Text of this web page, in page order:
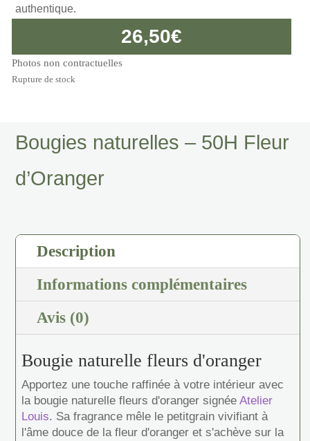
authentique.
26,50€
Photos non contractuelles
Rupture de stock
Bougies naturelles – 50H Fleur
d’Oranger
Description
Informations complémentaires
Avis (0)
Bougie naturelle fleurs d'oranger
Apportez une touche raffinée à votre intérieur avec
la bougie naturelle fleurs d'oranger signéeAtelier
Louis. Sa fragrance mêle le petitgrain vivifiant à
l'âme douce de la fleur d'oranger et s'achève sur la